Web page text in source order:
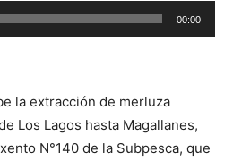
00:00
la extracción de merluza
Los Lagos hasta Magallanes,
N°140 de la Subpesca, que